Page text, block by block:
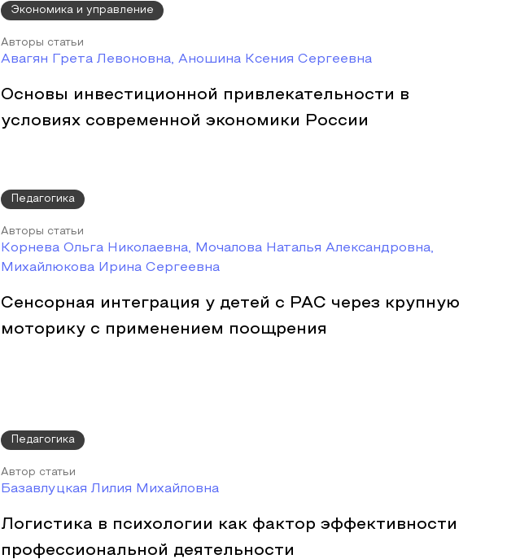
Экономика и управление
Авторы статьи
Авагян Грета Левоновна, Аношина Ксения Сергеевна
Основы инвестиционной привлекательности в
условиях современной экономики России
Педагогика
Авторы статьи
Корнева Ольга Николаевна, Мочалова Наталья Александровна,
Михайлюкова Ирина Сергеевна
Сенсорная интеграция у детей с РАС через крупную
моторику с применением поощрения
Педагогика
Автор статьи
Базавлуцкая Лилия Михайловна
Логистика в психологии как фактор эффективности
профессиональной деятельности